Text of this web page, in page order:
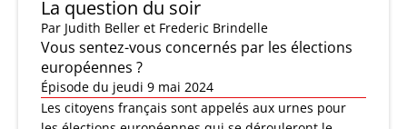
La question du soir
Par Judith Beller et Frederic Brindelle
Vous sentez-vous concernés par les élections
européennes ?
Épisode du jeudi 9 mai 2024
Les citoyens français sont appelés aux urnes pour